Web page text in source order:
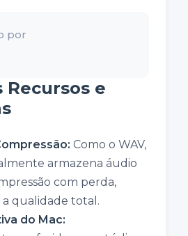
por
Recursos e
: Como o WAV,
armazena áudio
com perda,
qualidade total.
do Mac: